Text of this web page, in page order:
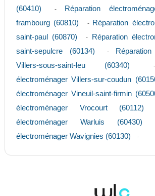
(60410)
-
Réparation
frambourg (60810)
- Réparation
saint-paul (60870)
-
Réparation
saint-sepulcre (60134)
-
Villers-sous-saint-leu (60340)
électroménager Villers-sur-coudun
électroménager Vineuil-saint-firmin
électroménager Vrocourt (60112)
électroménager Warluis (60430)
électroménager Wavignies (60130)
-